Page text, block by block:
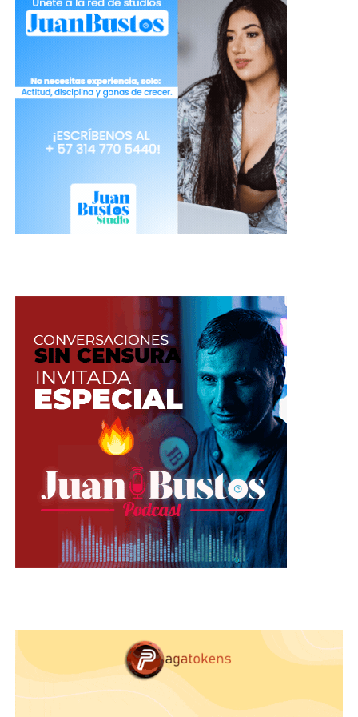
Uno de los motivos por los que las modelos están
optando usar mochilas, es porque son cómodas,
espaciosas, actuales y puedes llevar dentro lo que
necesites, hasta tu computador.
Marcas como Gucci ahora están apostando a lo
sobre cargado y fantasioso. En el 2018, su principal
propuesta para anillos es una cabeza de toro de
plata estampada y con manchas de colores.
Aunque los conjuntos de anillos son el último
grito de la moda, esta temporada deberás usar
más los diseños alargados y rectos.
Por otra parte, las flores siempre serán
elegantes con cualquier outfit.Al mismo
tiempo, las piedras preciosas están haciendo de las
de la modelo webcam.